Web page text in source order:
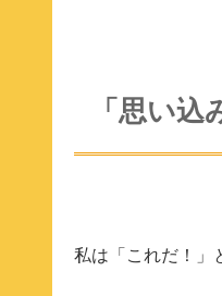
「思い
私は「これだ！」